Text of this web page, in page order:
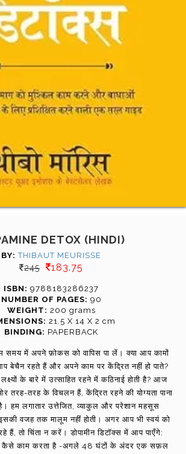
DETOX (HINDI)
BY:THIBAUT MEURISSE
245 183.75
ISBN: 9788183286237
NUMBER OF PAGES: 90
WEIGHT: 200 grams
21.5 X 14 X 2 cm
BINDING: PAPERBACK
समय में अपने फ़ोकस को वापिस पा लें। क्या आप कामों
बेचैन रहते हैं और अपने काम पर केंद्रित नहीं हो पाते?
के बारे में उत्साहित रहने में कठिनाई होती है? आज
तरह-तरह के विचलन हैं, केंद्रित रहने की योग्यता पाना
हम लगातार उत्तेजित, व्याकुल और परेशान महसूस
वजह तक मालूम नहीं होती। अगर आप भी स्वयं को
हैं, तो चिंता न करें। डोपामीन डिटॉक्स में आप पाएँगे:
कैसे काम करता है -अगले 48 घंटों के अंदर एक सफ़ल